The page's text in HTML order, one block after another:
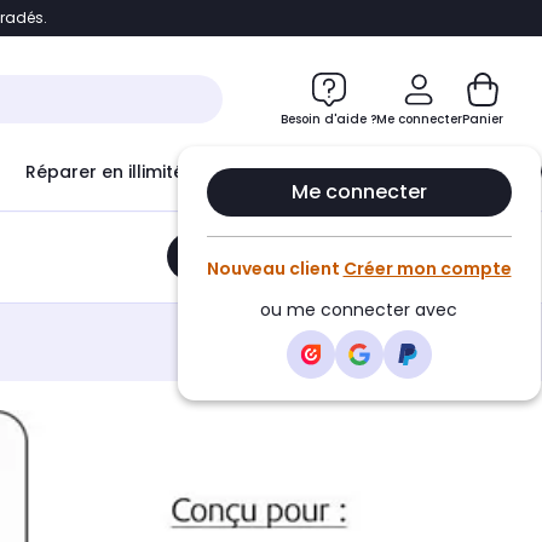
Accéder directement au chatbot
Besoin d'aide ?Me connecter
Me connecter
Nouveau client Créer mon compte
ou me connecter avec
Panier
Réparer en illimité avec Le Club Infinity
Ajouter au panier